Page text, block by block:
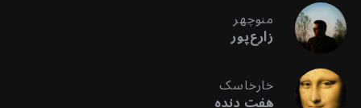
منوچهر
زارع‌پور
خارخاسک